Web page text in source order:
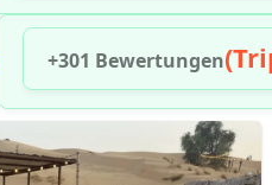
+301 Bewertungen